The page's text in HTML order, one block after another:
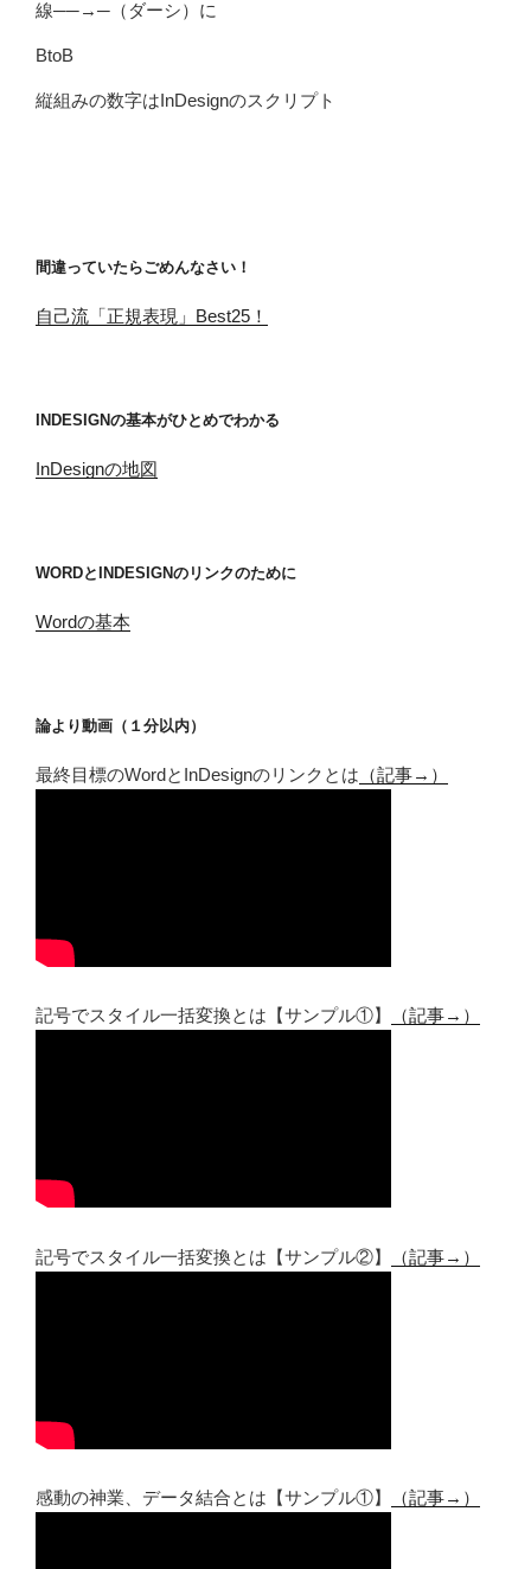
線──→─（ダーシ）に
BtoB
縦組みの数字はInDesignのスクリプト
間違っていたらごめんなさい！
自己流「正規表現」Best25！
INDESIGNの基本がひとめでわかる
InDesignの地図
WORDとINDESIGNのリンクのために
Wordの基本
論より動画（１分以内）
最終目標のWordとInDesignのリンクとは （記事→）
記号でスタイル一括変換とは【サンプル①】 （記事→）
記号でスタイル一括変換とは【サンプル②】 （記事→）
感動の神業、データ結合とは【サンプル①】 （記事→）